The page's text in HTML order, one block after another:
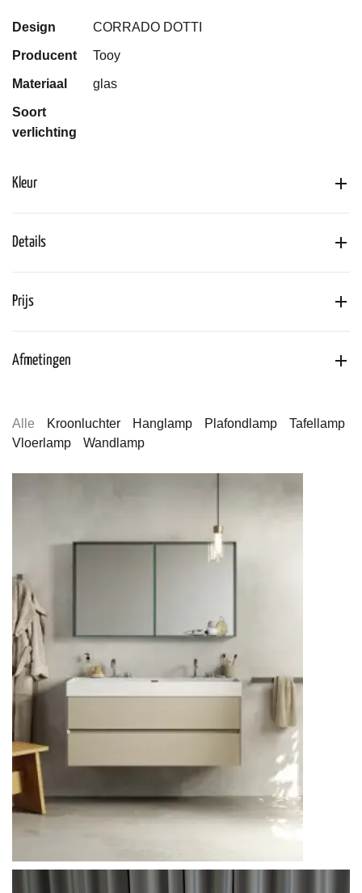
Design CORRADO DOTTI
Producent Tooy
Materiaal glas
Soort
verlichting
Kleur
Details
Prijs
Afmetingen
Alle Kroonluchter Hanglamp Plafondlamp
Tafellamp
Vloerlamp
Wandlamp